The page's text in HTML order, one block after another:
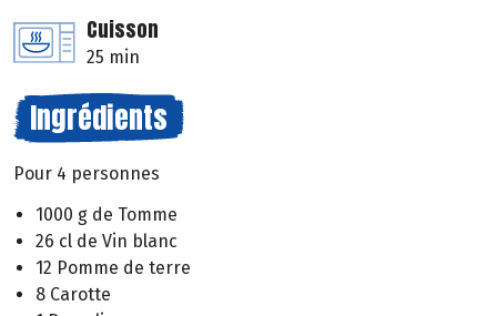
Cuisson
25 min
Ingrédients
Pour 4 personnes
1000 g de Tomme
26 cl de Vin blanc
12 Pomme de terre
8 Carotte